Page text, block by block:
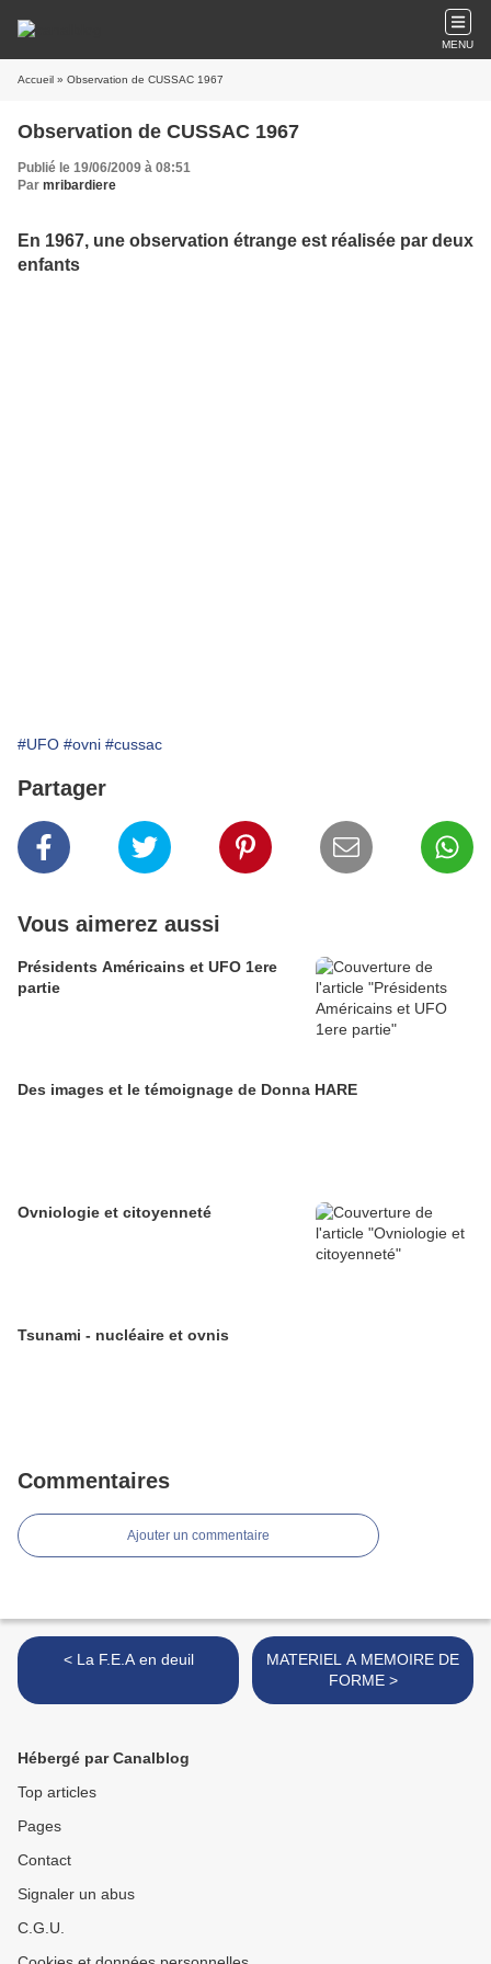
MENU
Accueil » Observation de CUSSAC 1967
Observation de CUSSAC 1967
Publié le 19/06/2009 à 08:51
Par mribardiere
En 1967, une observation étrange est réalisée par deux
enfants
#UFO #ovni #cussac
Partager
Vous aimerez aussi
Présidents Américains et UFO 1ere
partie
Des images et le témoignage de Donna HARE
Ovniologie et citoyenneté
Tsunami - nucléaire et ovnis
Commentaires
Ajouter un commentaire
< La F.E.A en deuil
MATERIEL A MEMOIRE DE
FORME >
Hébergé par Canalblog
Top articles
Pages
Contact
Signaler un abus
C.G.U.